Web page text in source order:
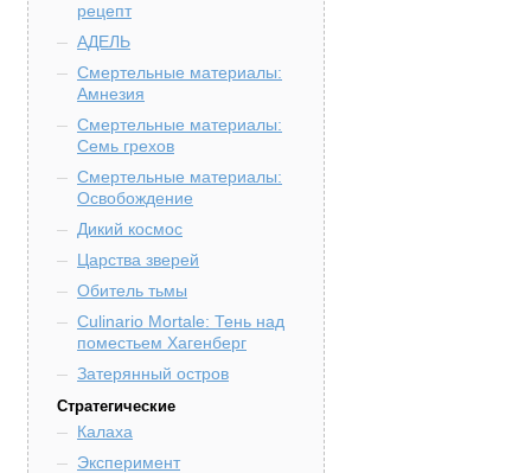
рецепт
АДЕЛЬ
Смертельные материалы:
Амнезия
Смертельные материалы:
Семь грехов
Смертельные материалы:
Освобождение
Дикий космос
Царства зверей
Обитель тьмы
Culinario Mortale: Тень над
поместьем Хагенберг
Затерянный остров
Стратегические
Калаха
Эксперимент